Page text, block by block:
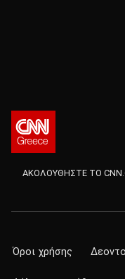
ΑΚΟΛΟΥΘΗΣΤΕ ΤΟ
Όροι χρήσης